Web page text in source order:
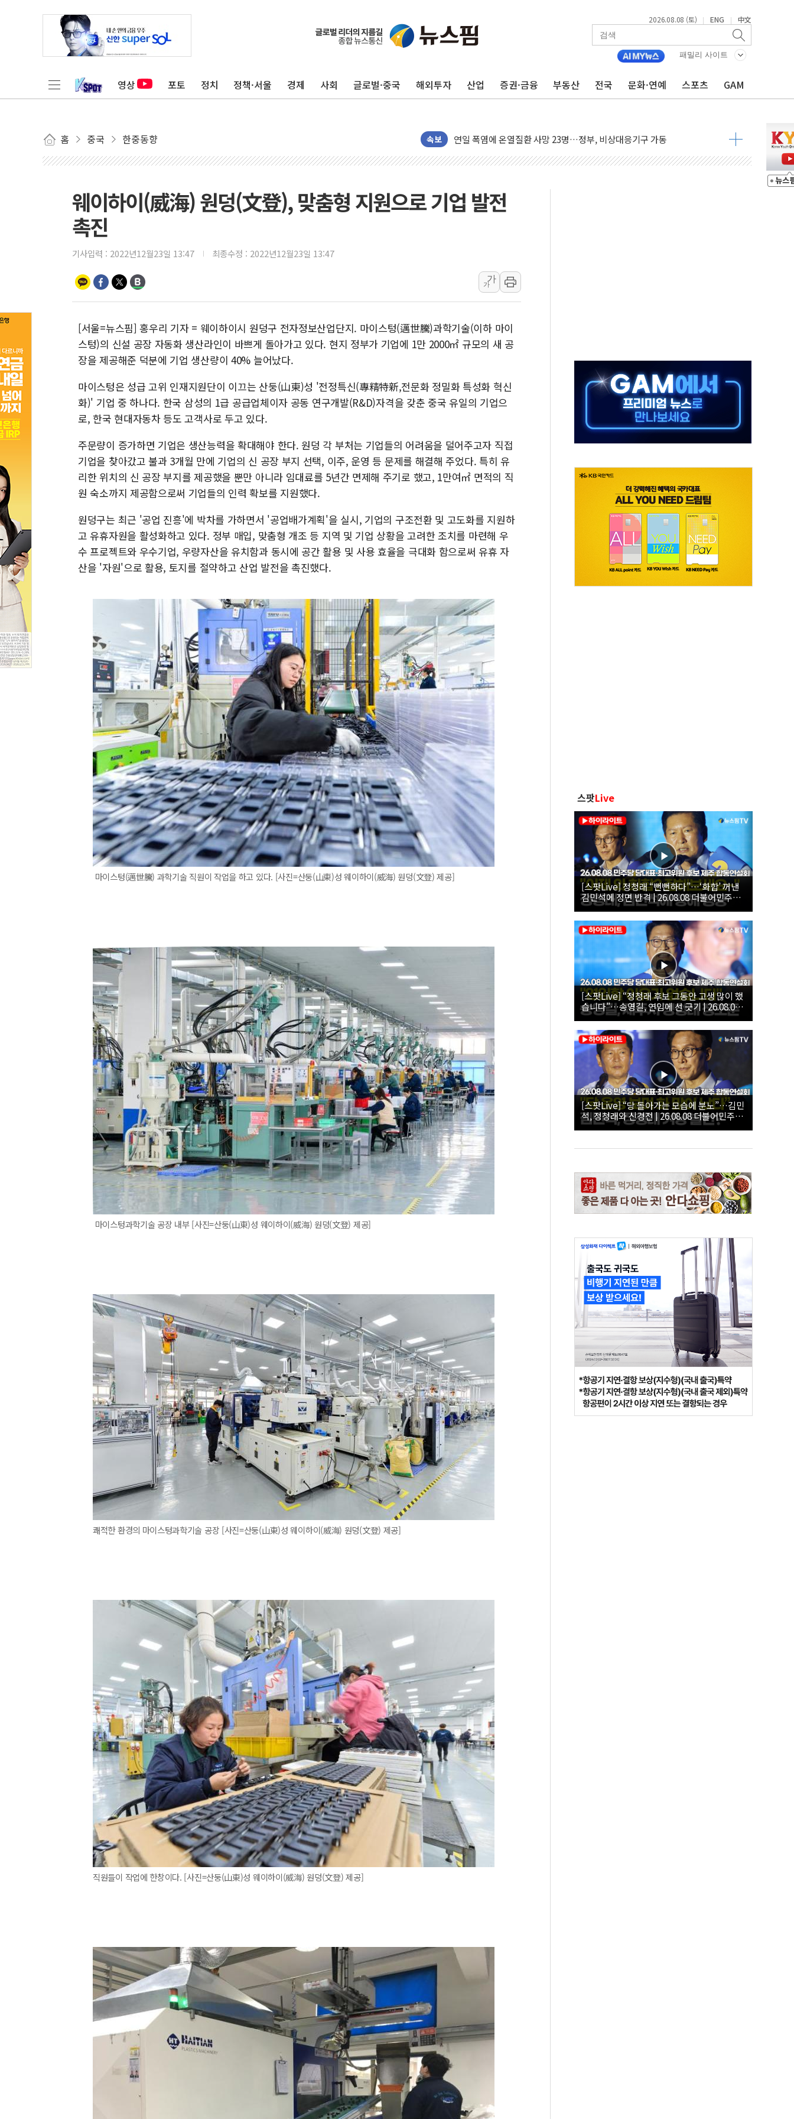
2026.08.08 (토) | ENG | 中文
패밀리 사이트
영상 포토 정치 정책·서울 경제 사회 글로벌·중국 해외투자 산업 증권·금융 부동산 전국 문화·연예 스포츠 GAM
홈 중국 한중동향 속보
李대통령, ISA 개편 재검토 지시…與 "적극 환영"·野 "졸속 국정"
동해중부 전 해상 풍랑주의보…10일까지 최대 3.5m 높은 물결
中 전방위 아파트 부양, 수도 베이징도 부동산 규제 철폐
인제 용대리 계곡서 수위 상승으로 피서객 7명 고립…전원 구조
강원 중·남부 동해안 시간당 50mm 이상 폭우…호우경보 발효
청양 밭에서 일하던 90대 숨져…온열질환 여부 조사
주말 무더위·열대야 지속…내륙 곳곳 소나기
오세훈 "용산공원 주택 검토, 민주당 스스로 원칙 뒤집는 것"
10월 보완수사권 폐지·공소청 출범…피해자들 '범죄 사각지대' 우려
한상협, 업계 개인정보 보안 새판 짠다…'자율규제단체' 타진
민주당, 오늘 제주·인천 경선 발표...김민석 '재역전' vs 정청래 '격차 확대'
뉴욕증시, 고용 쇼크에 금리 인상 우려 후퇴…S&P500 최고치
트럼프, 쿡 연준 이사 해임 재추진…"26일까지 의혹 소명" 요구
웨이하이(威海) 원덩(文登), 맞춤형 지원으로 기업 발전
촉진
기사입력 : 2022년12월23일 13:47 최종수정 : 2022년12월23일 13:47
가
가
[서울=뉴스핌] 홍우리 기자 = 웨이하이시 원덩구 전자정보산업단지. 마이스텅(邁世騰)과학기술(이하 마이
스텅)의 신설 공장 자동화 생산라인이 바쁘게 돌아가고 있다. 현지 정부가 기업에 1만 2000㎡ 규모의 새 공
장을 제공해준 덕분에 기업 생산량이 40% 늘어났다.
마이스텅은 성급 고위 인재지원단이 이끄는 산둥(山東)성 '전정특신(專精特新,전문화 정밀화 특성화 혁신
화)' 기업 중 하나다. 한국 삼성의 1급 공급업체이자 공동 연구개발(R&D)자격을 갖춘 중국 유일의 기업으
로, 한국 현대자동차 등도 고객사로 두고 있다.
주문량이 증가하면 기업은 생산능력을 확대해야 한다. 원덩 각 부처는 기업들의 어려움을 덜어주고자 직접
기업을 찾아갔고 불과 3개월 만에 기업의 신 공장 부지 선택, 이주, 운영 등 문제를 해결해 주었다. 특히 유
리한 위치의 신 공장 부지를 제공했을 뿐만 아니라 임대료를 5년간 면제해 주기로 했고, 1만여㎡ 면적의 직
원 숙소까지 제공함으로써 기업들의 인력 확보를 지원했다.
원덩구는 최근 '공업 진흥'에 박차를 가하면서 '공업배가계획'을 실시, 기업의 구조전환 및 고도화를 지원하
고 유휴자원을 활성화하고 있다. 정부 매입, 맞춤형 개조 등 지역 및 기업 상황을 고려한 조치를 마련해 우
수 프로젝트와 우수기업, 우량자산을 유치함과 동시에 공간 활용 및 사용 효율을 극대화 함으로써 유휴 자
산을 '자원'으로 활용, 토지를 절약하고 산업 발전을 촉진했다.
마이스텅(邁世騰) 과학기술 직원이 작업을 하고 있다. [사진=산둥(山東)성 웨이하이(威海) 원덩(文登) 제공]
마이스텅과학기술 공장 내부 [사진=산둥(山東)성 웨이하이(威海) 원덩(文登) 제공]
쾌적한 환경의 마이스텅과학기술 공장 [사진=산둥(山東)성 웨이하이(威海) 원덩(文登) 제공]
직원들이 작업에 한창이다. [사진=산둥(山東)성 웨이하이(威海) 원덩(文登) 제공]
스팟Live
[스팟Live] 정청래 “뻔뻔하다”…‘화합’ 꺼낸
김민석에 정면 반격 | 26.08.08 더불어민주당
당대표·최고위원 후보 제주 합동연설회
[스팟Live] “정청래 후보 그동안 고생 많이 했
습니다”…송영길, 연임에 선 긋기 | 26.08.08
더불어민주당 당대표·최고위원 후보 제주 합
동연설회
[스팟Live] “당 돌아가는 모습에 분노”…김민
석, 정청래와 신경전 | 26.08.08 더불어민주당
당대표·최고위원 후보 제주 합동연설회